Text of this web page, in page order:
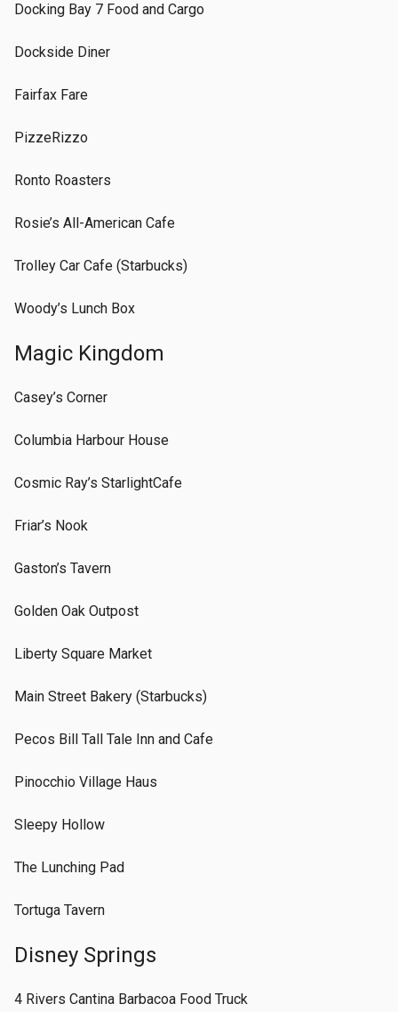
Docking Bay 7 Food and Cargo
Dockside Diner
Fairfax Fare
PizzeRizzo
Ronto Roasters
Rosie’s All-American Cafe
Trolley Car Cafe (Starbucks)
Woody’s Lunch Box
Magic Kingdom
Casey’s Corner
Columbia Harbour House
Cosmic Ray’s StarlightCafe
Friar’s Nook
Gaston’s Tavern
Golden Oak Outpost
Liberty Square Market
Main Street Bakery (Starbucks)
Pecos Bill Tall Tale Inn and Cafe
Pinocchio Village Haus
Sleepy Hollow
The Lunching Pad
Tortuga Tavern
Disney Springs
4 Rivers Cantina Barbacoa Food Truck